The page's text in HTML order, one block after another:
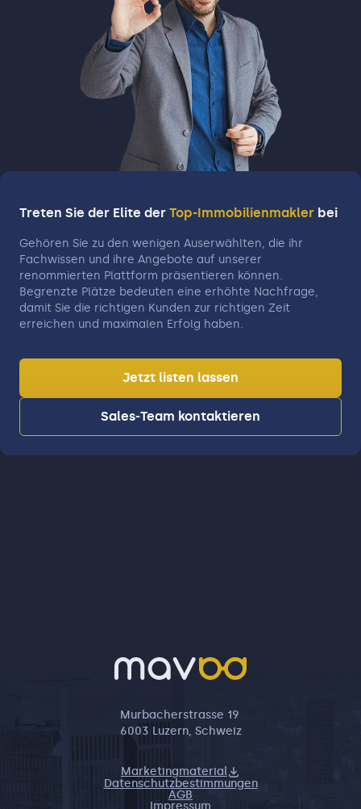
Verkaufspreis sichert. Zweitens, unser Full-
Service ohne versteckte Kosten.
Professionelle Immobilienfotografie,
hochwertige 3D-Rundgänge, Energieausweis,
Wohnflächenberechnung,
Grundrissaufarbeitung und die komplette
Unterlagenbeschaffung sind bereits
inklusive. Keine Zusatzkosten, keine
Überraschungen. Drittens, unsere
Kommunikation stets auf dem Laufenden und
begleiten Sie sogar zum Notartermin, wenn
Sie das wünschen. Ihre Zufriedenheit ist
unser Ziel, deshalb empfehlen uns viele
Kunden weiter und vertrauen immer wieder
auf uns. Wenn Sie Ihre Immobilie mit diesem
kontaktieren Sie uns noch heute. Rufen Sie
mich persönlich an unter 0176 208 45 790
oder besuchen Sie uns auf
immocompany.net. Ich freue mich darauf, Sie
Schritt für Schritt zum Erfolg zu führen. Ihr
Jens Brockmann. Glienickei
Treten Sie der Elite der Top-Immobilienmakler bei
Gehören Sie zu den wenigen Auserwählten, die ihr
Fachwissen und ihre Angebote auf unserer
renommierten Plattform präsentieren können.
Begrenzte Plätze bedeuten eine erhöhte Nachfrage,
damit Sie die richtigen Kunden zur richtigen Zeit
erreichen und maximalen Erfolg haben.
Jetzt listen lassen
Sales-Team kontaktieren
Murbacherstrasse 19
6003 Luzern, Schweiz
Marketingmaterial
Datenschutzbestimmungen
AGB
Impressum